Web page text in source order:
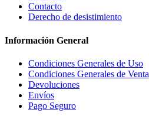
Contacto
Derecho de desistimiento
Información General
Condiciones Generales de Uso
Condiciones Generales de Venta
Devoluciones
Envíos
Pago Seguro